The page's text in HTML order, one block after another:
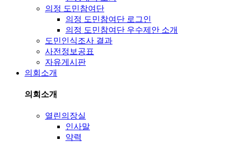
의정 도민참여단
의정 도민참여단 로그인
의정 도민참여단 우수제안 소개
도민인식조사 결과
사전정보공표
자유게시판
의회소개
의회소개
열린의장실
인사말
약력